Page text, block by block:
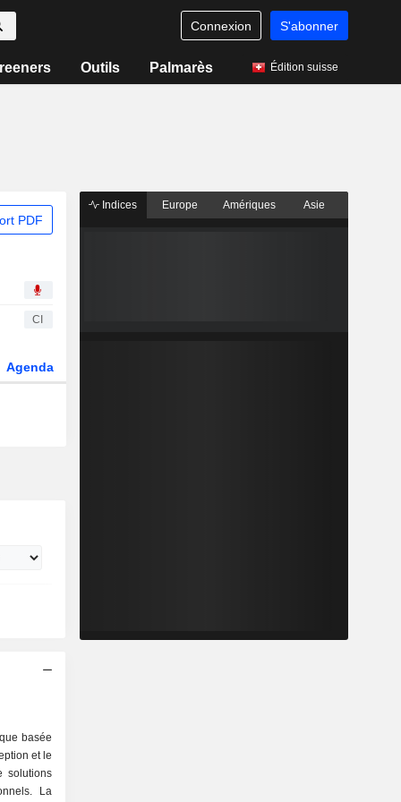
Connexion S'abonner
Outils Palmarès Édition suisse
PDF
CI
Agenda
basée
et le
solutions
La
Indices Europe Amériques Asie